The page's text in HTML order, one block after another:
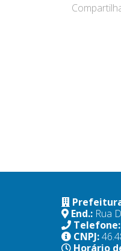
End.: Rua
Telefone:
CNPJ:
Horário